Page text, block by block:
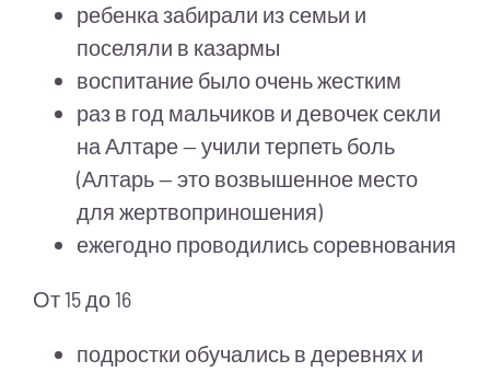
ребенка забирали из семьи и
поселяли в казармы
воспитание было очень жестким
раз в год мальчиков и девочек секли
на Алтаре — учили терпеть боль
(Алтарь — это возвышенное место
для жертвоприношения)
ежегодно проводились соревнования
От 15 до 16
подростки обучались в деревнях и